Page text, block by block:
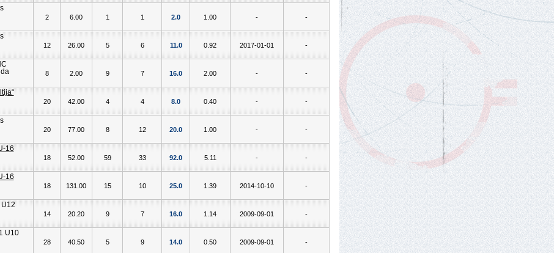
2 6.00 1 1 2.0 1.00 - -
12 26.00 5 6 11.0 0.92 2017-01-01 -
8 2.00 9 7 16.0 2.00 - -
20 42.00 4 4 8.0 0.40 - -
20 77.00 8 12 20.0 1.00 - -
18 52.00 59 33 92.0 5.11 - -
18 131.00 15 10 25.0 1.39 2014-10-10 -
14 20.20 9 7 16.0 1.14 2009-09-01 -
28 40.50 5 9 14.0 0.50 2009-09-01 -